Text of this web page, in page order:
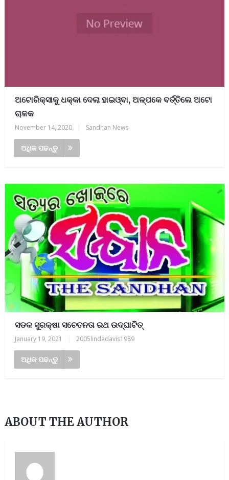
ଅଟୋରିକ୍ସାକୁ ଧକ୍କା ଦେଲା ହାଇଓ୍ବା, ଅଳ୍ପକେ ବର୍ତ୍ତିଲେ ଅଟୋ
ଚାଳକ
November 14, 2020 Sandhan News
ଅଧିକ ପଢନ୍ତୁ
ସଡକ ସୁରକ୍ଷା ସଚେତନତା ରଥ ଉଦ୍‌ଘାଟିତ୍
January 19, 2021 2005lindadavis1989
ଅଧିକ ପଢନ୍ତୁ
ABOUT THE AUTHOR